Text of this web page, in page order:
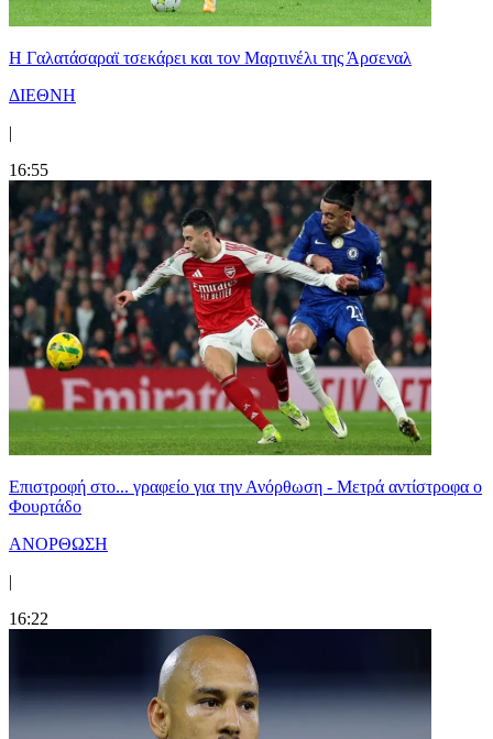
H Γαλατάσαραϊ τσεκάρει και τον Μαρτινέλι της Άρσεναλ
ΔΙΕΘΝΗ
|
16:55
Επιστροφή στο... γραφείο για την Ανόρθωση - Μετρά αντίστροφα ο
Φουρτάδο
ΑΝΟΡΘΩΣΗ
|
16:22